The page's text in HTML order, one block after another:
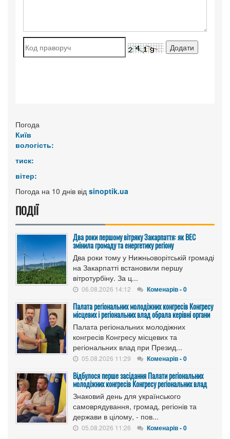
Погода
Київ
вологість:
тиск:
вітер:
Погода на 10 днів від sinoptik.ua
ПОДІЇ
Два роки першому вітряку Закарпаття: як ВЕС
змінила громаду та енергетику регіону
Два роки тому у Нижньоворітській громаді
на Закарпатті встановили першу
вітротурбіну. За ц...
06.08.2026 14:12 Коменарів - 0
Палата регіональних молодіжних конгресів Конгресу
місцевих і регіональних влад обрала керівні органи
Палата регіональних молодіжних
конгресів Конгресу місцевих та
регіональних влад при Презид...
05.08.2026 11:29 Коменарів - 0
Відбулося перше засідання Палати регіональних
молодіжних конгресів Конгресу регіональних влад
Знаковий день для українського
самоврядування, громад, регіонів та
держави в цілому, - пов...
05.08.2026 11:26 Коменарів - 0